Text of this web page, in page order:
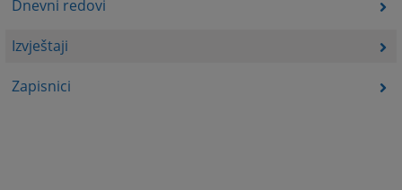
Dnevni redovi
Izvještaji
Zapisnici